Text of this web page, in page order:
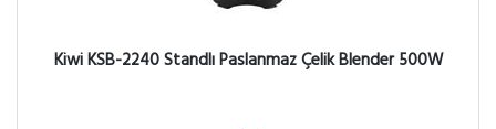
Kiwi KSB-2240 Standlı Paslanmaz Çelik Blender 500W